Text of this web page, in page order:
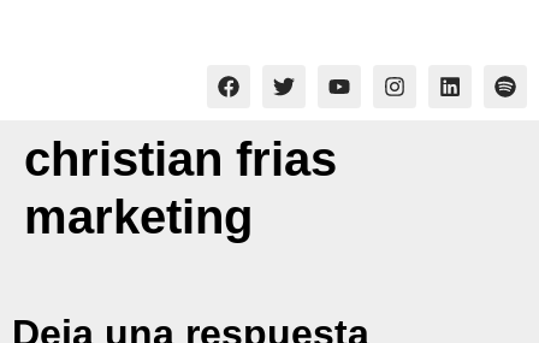
christian frias
marketing
Deja una respuesta